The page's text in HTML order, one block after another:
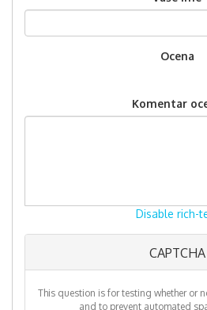
Ocena
Komentar
Disable rich-
information
about
CAPTCHA
This question is for testing whether or
and to prevent automated